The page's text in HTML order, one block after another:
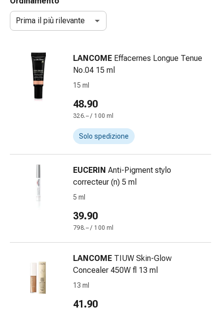
e
bronchite
accessori
Detergente
naso
Tessuti
Raffreddore
delle
ferite
e
delle
ustioni
Bende
elastiche
Prima il più rilevante
LANCOME Effacernes Longue Tenue
No.04 15 ml
15 ml
48.90
326.– / 100 ml
Solo spedizione
EUCERIN Anti-Pigment stylo
correcteur (n) 5 ml
5 ml
39.90
798.– / 100 ml
LANCOME TIUW Skin-Glow
Concealer 450W fl 13 ml
13 ml
41.90